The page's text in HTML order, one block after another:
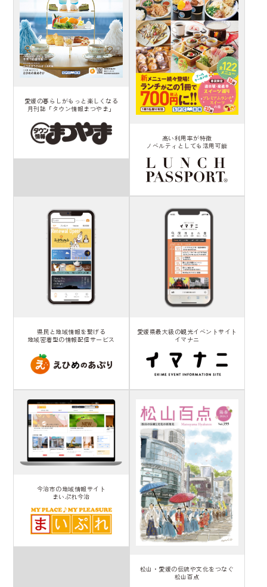
愛媛の暮らしがもっと楽しくなる
月刊誌「タウン情報まつやま」
高い利用率が特徴
ノベルティとしても活用可能
県民と地域情報を繋げる
地域密着型の情報配信サービス
愛媛県最大級の観光イベントサイト
イマナニ
今治市の地域情報サイト
まいぷれ今治
松山・愛媛の伝統や文化をつなぐ
松山百点